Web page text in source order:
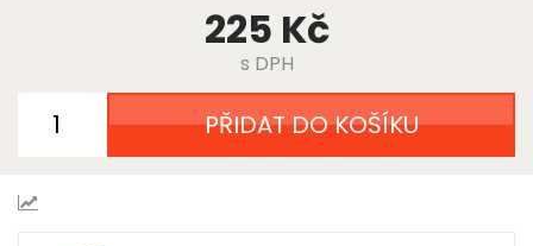
225 Kč
s DPH
PŘIDAT DO KOŠÍKU